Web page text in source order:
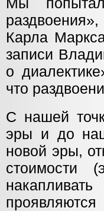
Мы
Карла
записи
о
что
С нашей
эры и до
новой эры,
стоимости